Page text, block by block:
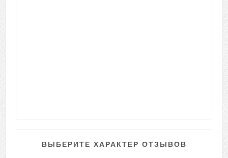
ВЫБЕРИТЕ ХАРАКТЕР ОТЗЫВОВ